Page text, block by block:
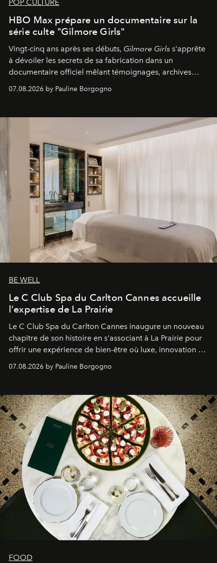
POP CULTURE
HBO Max prépare un documentaire sur la
série culte "Gilmore Girls"
Vingt-cinq ans après ses débuts, Gilmore Girls s'apprête
à dévoiler les secrets de sa fabrication dans un
documentaire officiel mêlant témoignages, archives
inédites et plongée dans les coulisses d'un phénomène
générationnel.
07.08.2026 by Pauline Borgogno
BE WELL
Le C Club Spa du Carlton Cannes accueille
l'expertise de La Prairie
Le C Club Spa du Carlton Cannes inaugure un nouveau
chapitre de son histoire en s'associant à La Prairie pour
offrir une expérience de bien-être où luxe, innovation et
expertise se rencontrent.
07.08.2026 by Pauline Borgogno
FOOD